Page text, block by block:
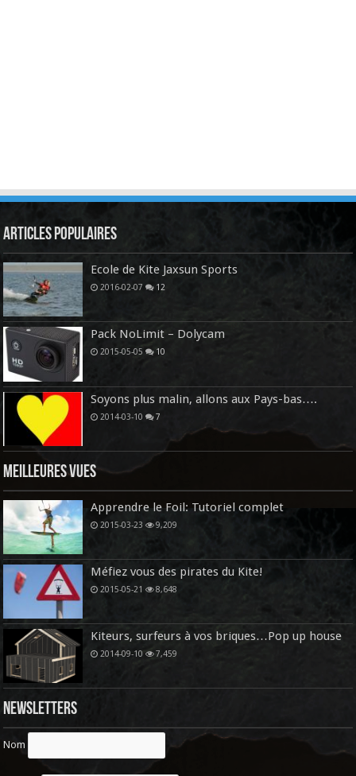
Articles Populaires
Ecole de Kite Jaxsun Sports
2016-02-07 12
Pack NoLimit – Dolycam
2015-05-05 10
Soyons plus malin, allons aux Pays-bas….
2014-03-10 7
Meilleures vues
Apprendre le Foil: Tutoriel complet
2015-03-23 9,209
Méfiez vous des pirates du Kite!
2015-05-21 8,648
Kiteurs, surfeurs à vos briques…Pop up house
2014-09-10 7,459
Newsletters
Nom